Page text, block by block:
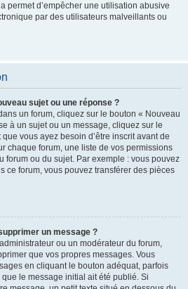
permet d’empêcher une utilisation abusive
par des utilisateurs malveillants ou
sujet ou une réponse ?
un forum, cliquez sur le bouton « Nouveau
à un sujet ou un message, cliquez sur le
vous ayez besoin d’être inscrit avant de
chaque forum, une liste de vos permissions
forum ou du sujet. Par exemple : vous pouvez
ce forum, vous pouvez transférer des pièces
un message ?
ou un modérateur du forum,
que vos propres messages. Vous
en cliquant le bouton adéquat, parfois
le message initial ait été publié. Si